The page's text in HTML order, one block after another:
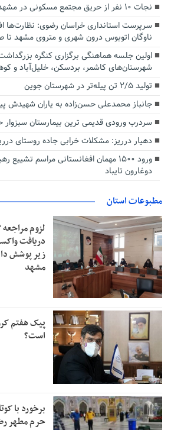
نجات ۱۰ نفر از حریق مجتمع مسکونی در مشهد
سرپرست استانداری خراسان رضوی: نظارت‌ها
ناوگان اتوبوس درون شهری و متروی مشهد تا
اولین جلسه هماهنگی برگزاری کنگره
شهرستان‌های کاشمر، بردسکن، خلیل‌آباد و
تولید ۲/۵ تن پیله‌تر در شهرستان جوین
جانباز محمدعلی حسن‌زاده به یاران شهیدش
سردرب ورودی قدیمی ترین بیمارستان
دهیار درریز: مشکلات خرابی جاده روستای
ورود ۱۵۰۰ مهمان افغانستانی مراسم
دوغارون تایباد
مطبوعات استان
زیر پوشش
مشهد
پیک هفتم
است؟
برخورد با
حرم مطهر